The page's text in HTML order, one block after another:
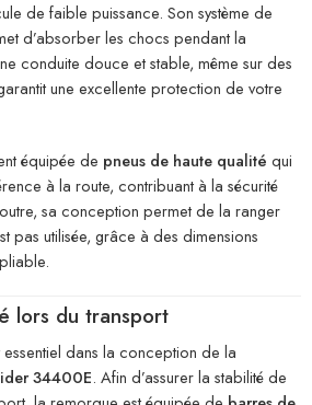
de faible puissance. Son système de
d’absorber les chocs pendant la
conduite douce et stable, même sur des
une excellente protection de votre
équipée de pneus de haute qualité qui
à la route, contribuant à la sécurité
sa conception permet de la ranger
pas utilisée, grâce à des dimensions
lors du transport
essentiel dans la conception de la
34400E. Afin d’assurer la stabilité de